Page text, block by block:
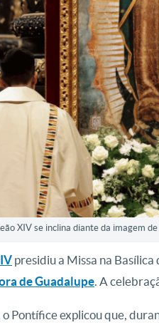
XIV se inclina diante da imagem
presidiu a Missa na
de Guadalupe. A
o Pontífice explicou que,